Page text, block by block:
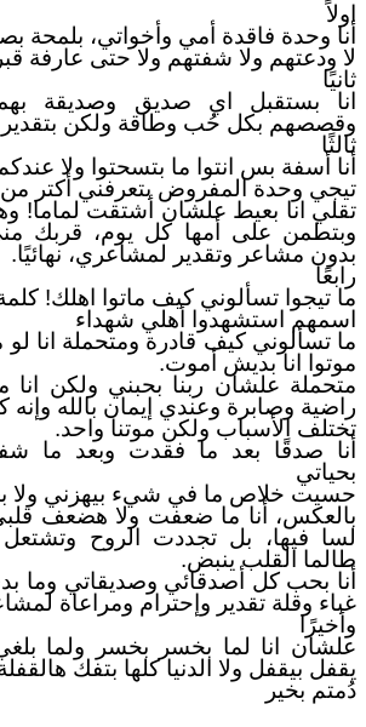
اولاً
أنا وحدة فاقدة أمي وأخواتي، بلمحة بصر،
لا ودعتهم ولا شفتهم ولا حتى عارفة
ثانيًا
انا بستقبل اي صديق وصديقة
وقصصهم بكل حُب وطاقة ولكن
ثالثًا
أنا أسفة بس انتوا ما بتسحتوا ولا
تيجي وحدة المفروض بتعرفني أكتر
تقلي انا بعيط علشان أشتقت لماما!
وبتطمن على أمها كل يوم، قربك
بدون مشاعر وتقدير لمشاعري، نهائيًا.
رابعًا
ما تيجوا تسألوني كيف ماتوا اهلك! كلمة
اسمهم استشهدوا أهلي شهداء
ما تسألوني كيف قادرة ومتحملة انا
موتوا انا بديش أموت.
متحملة علشان ربنا بحبني ولكن انا
راضية وصابرة وعندي إيمان بالله وإنه
تختلف الأسباب ولكن موتنا واحد.
أنا صدقًا بعد ما فقدت وبعد ما
بحياتي
حسيت خلاص ما في شيء بيهزني ولا
بالعكس، أنا ما ضعفت ولا هضعف
لسا فيها، بل تجددت الروح
طالما القلب ينبض.
أنا بحب كل أصدقائي وصديقاتي
غباء وقلة تقدير وإحترام ومراعاة
وأخيرًا
علشان انا لما بخسر بخسر ولما
يقفل بيقفل ولا الدنيا كلها بتفك
دُمتم بخير